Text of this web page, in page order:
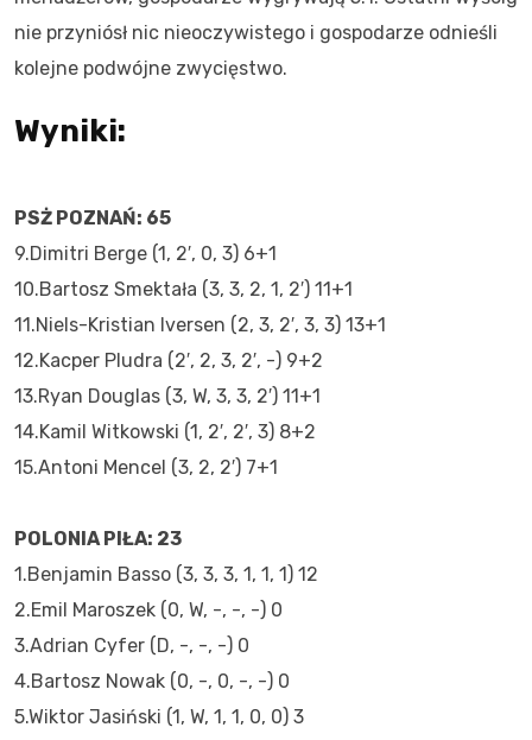
nie przyniósł nic nieoczywistego i gospodarze odnieśli
kolejne podwójne zwycięstwo.
Wyniki:
PSŻ POZNAŃ: 65
9.Dimitri Berge (1, 2′, 0, 3) 6+1
10.Bartosz Smektała (3, 3, 2, 1, 2′) 11+1
11.Niels-Kristian Iversen (2, 3, 2′, 3, 3) 13+1
12.Kacper Pludra (2′, 2, 3, 2′, -) 9+2
13.Ryan Douglas (3, W, 3, 3, 2′) 11+1
14.Kamil Witkowski (1, 2′, 2′, 3) 8+2
15.Antoni Mencel (3, 2, 2′) 7+1
POLONIA PIŁA: 23
1.Benjamin Basso (3, 3, 3, 1, 1, 1) 12
2.Emil Maroszek (0, W, -, -, -) 0
3.Adrian Cyfer (D, -, -, -) 0
4.Bartosz Nowak (0, -, 0, -, -) 0
5.Wiktor Jasiński (1, W, 1, 1, 0, 0) 3